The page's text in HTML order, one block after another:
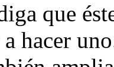
que
hacer